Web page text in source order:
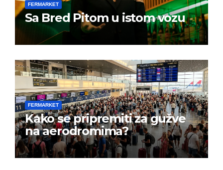
FERMARKET
Sa Bred Pitom u istom vozu
FERMARKET
Kako se pripremiti za gužve
na aerodromima?